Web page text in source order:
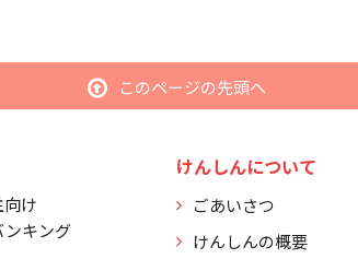
このページの先頭へ
け
キング
けんしんについて
ごあいさつ
けんしんの概要